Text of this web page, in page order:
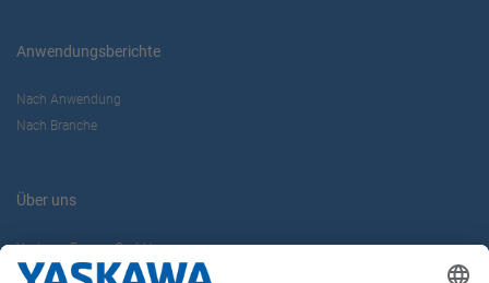
Anwendungsberichte
Nach Anwendung
Nach Branche
Über uns
Yaskawa Europe GmbH
Karriere